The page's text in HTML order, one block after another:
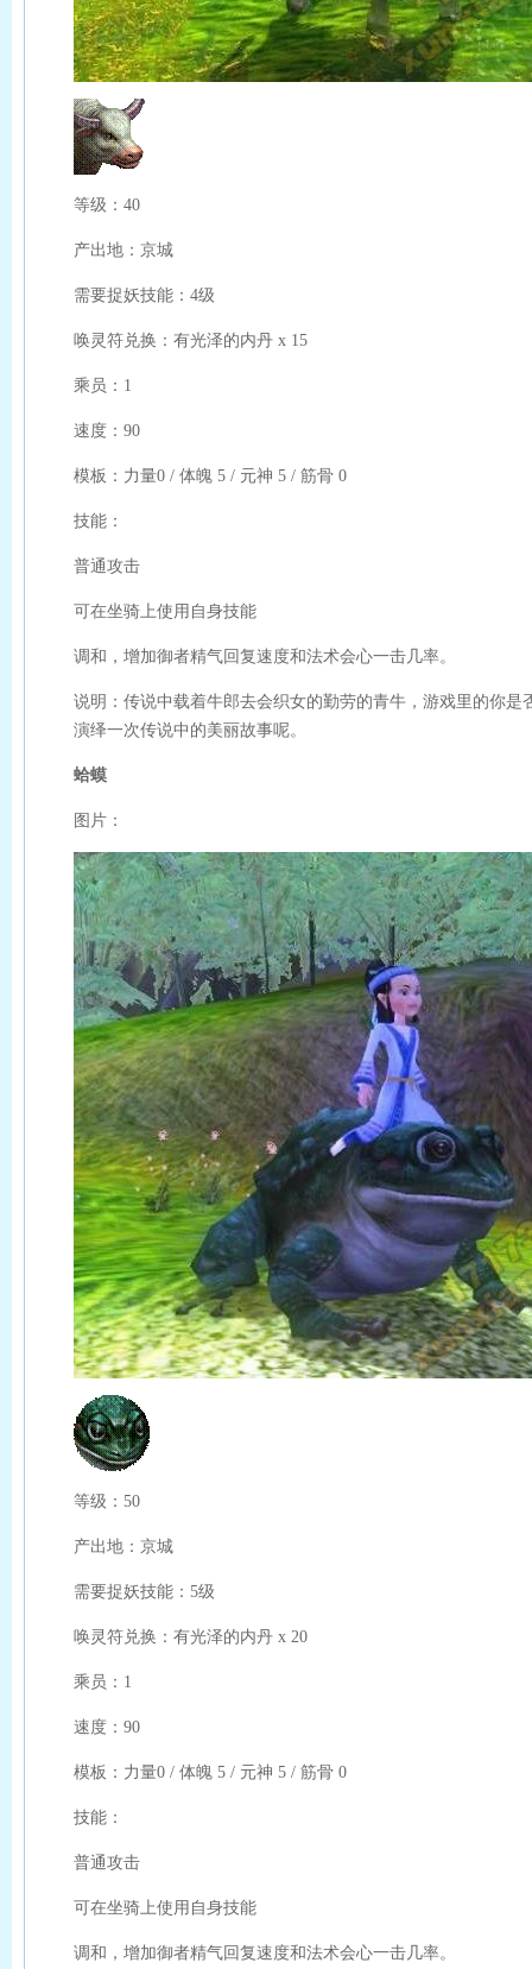
等级：40
产出地：京城
需要捉妖技能：4级
唤灵符兑换：有光泽的内丹 x 15
乘员：1
速度：90
模板：力量0 / 体魄 5 / 元神 5 / 筋骨 0
技能：
普通攻击
可在坐骑上使用自身技能
调和，增加御者精气回复速度和法术会心一击几率。
说明：传说中载着牛郎去会织女的勤劳的青牛，游戏里的你是
演绎一次传说中的美丽故事呢。
蛤蟆
图片：
等级：50
产出地：京城
需要捉妖技能：5级
唤灵符兑换：有光泽的内丹 x 20
乘员：1
速度：90
模板：力量0 / 体魄 5 / 元神 5 / 筋骨 0
技能：
普通攻击
可在坐骑上使用自身技能
调和，增加御者精气回复速度和法术会心一击几率。